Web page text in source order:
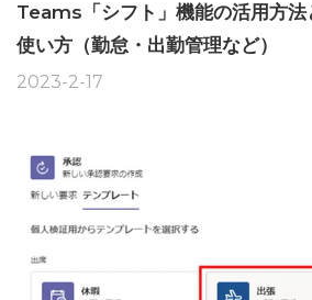
Teams「シフト」機能の活用方法
使い方（勤怠・出勤管理など）
2023-2-17